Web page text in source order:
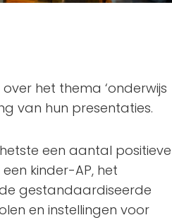
het thema ‘onderwijs
van hun presentaties.
een aantal positieve
kinder-AP, het
gestandaardiseerde
en instellingen voor